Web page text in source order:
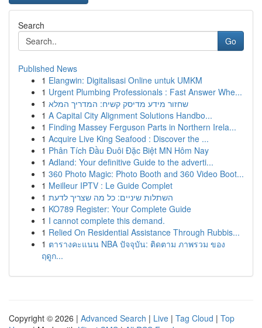
Search
Go
Published News
1 Elangwin: Digitalisasi Online untuk UMKM
1 Urgent Plumbing Professionals : Fast Answer Whe...
1 שחזור מידע מדיסק קשיח: המדריך המלא
1 A Capital City Alignment Solutions Handbo...
1 Finding Massey Ferguson Parts in Northern Irela...
1 Acquire Live King Seafood : Discover the ...
1 Phân Tích Đầu Đuôi Đặc Biệt MN Hôm Nay
1 Adland: Your definitive Guide to the adverti...
1 360 Photo Magic: Photo Booth and 360 Video Boot...
1 Meilleur IPTV : Le Guide Complet
1 השתלות שיניים: כל מה שצריך לדעת
1 KO789 Register: Your Complete Guide
1 I cannot complete this demand.
1 Relied On Residential Assistance Through Rubbis...
1 ตารางคะแนน NBA ปัจจุบัน: ติดตาม ภาพรวม ของ
ฤดูก...
Copyright © 2026 | Advanced Search | Live | Tag Cloud | Top